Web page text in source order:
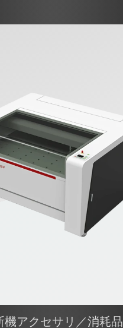
機アクセサリ／消耗品